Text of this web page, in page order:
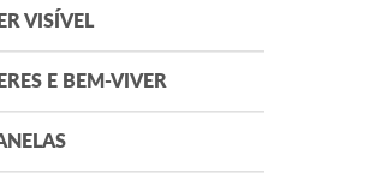
VISÍVEL
E BEM-VIVER